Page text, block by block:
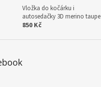
Vložka do kočárku i
autosedačky 3D merino taupe
850 Kč